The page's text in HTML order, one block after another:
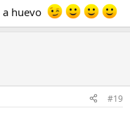
a huevo
#19